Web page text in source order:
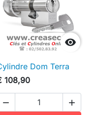

Dom Terra
108,90
 